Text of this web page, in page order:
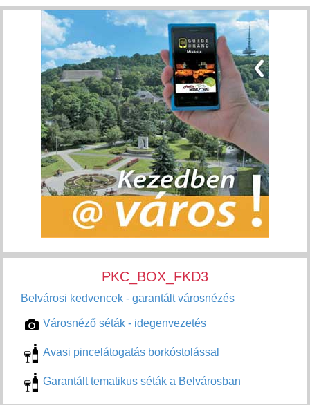
PKC_BOX_FKD3
Belvárosi kedvencek - garantált városnézés
Városnéző séták - idegenvezetés
Avasi pincelátogatás borkóstolással
Garantált tematikus séták a Belvárosban